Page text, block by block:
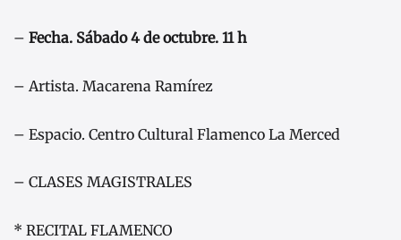
– Fecha. Sábado 4 de octubre. 11 h
– Artista. Macarena Ramírez
– Espacio. Centro Cultural Flamenco La Merced
– CLASES MAGISTRALES
* RECITAL FLAMENCO